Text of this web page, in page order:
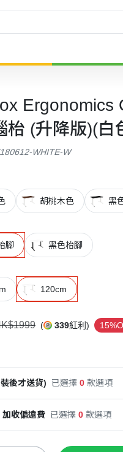
Ergonomics
枱 (升降版)(白
WHITE-W
胡桃木色 黑
腳 黑色枱腳
120cm
( 339紅利)
後才送貨) 已選擇 0 款選項
收偏遠費 已選擇 0 款選項